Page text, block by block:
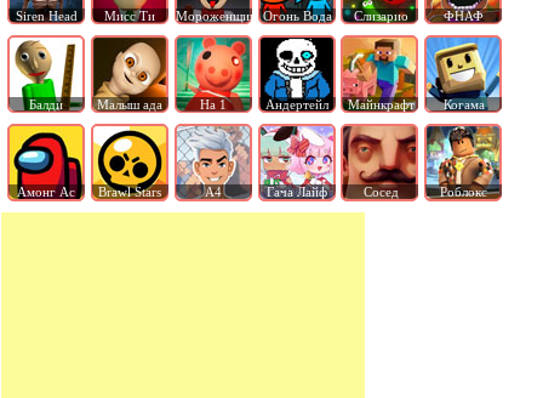
Siren Head Мисс Ти Мороженщик Огонь Вода Слизарио ФНАФ
Балди Малыш ада На 1 Андертейл Майнкрафт Когама
Амонг Ас Brawl Stars А4 Гача Лайф Сосед Роблокс